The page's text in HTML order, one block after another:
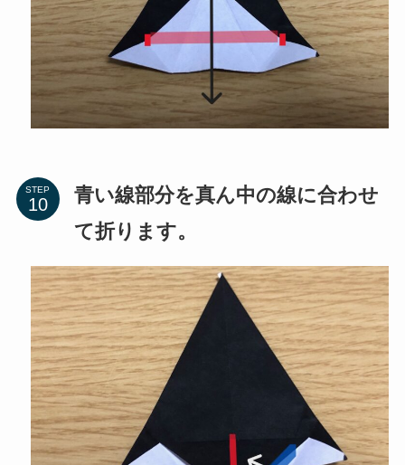
STEP
青い線部分を真ん中の線に合わせ
て折ります。